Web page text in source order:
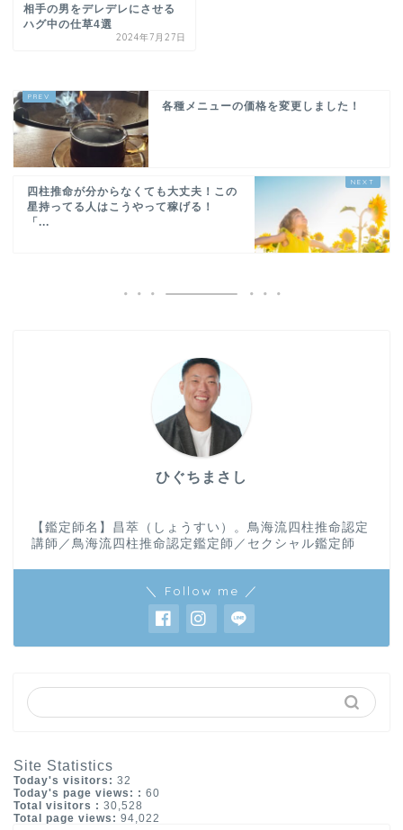
相手の男をデレデレにさせる
ハグ中の仕草4選
2024年7月27日
各種メニューの価格を変更しました！
四柱推命が分からなくても大丈夫！この
星持ってる人はこうやって稼げる！
「...
ひぐちまさし
【鑑定師名】昌萃（しょうすい）。鳥海流四柱推命認定
講師／鳥海流四柱推命認定鑑定師／セクシャル鑑定師
＼ Follow me ／
Site Statistics
Today's visitors: 32
Today's page views: : 60
Total visitors : 30,528
Total page views: 94,022